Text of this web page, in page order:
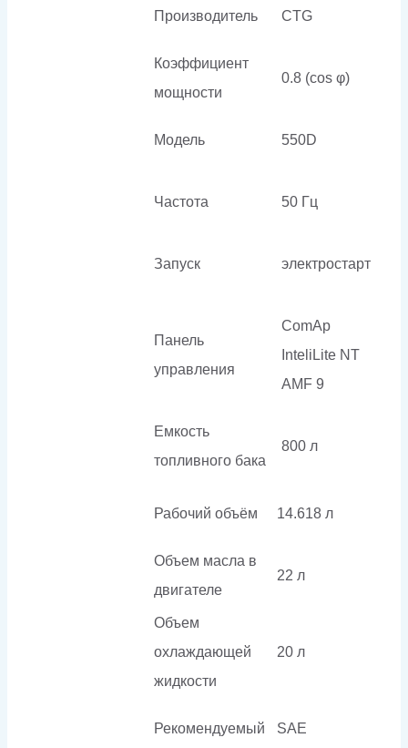
Производитель CTG
Коэффициент
мощности
0.8 (cos φ)
Модель 550D
Частота 50 Гц
Запуск электростарт
Панель
управления
ComAp
InteliLite NT
AMF 9
Емкость
топливного бака
800 л
Рабочий объём 14.618 л
Объем масла в
двигателе
22 л
Объем
охлаждающей
жидкости
20 л
Рекомендуемый
SAE